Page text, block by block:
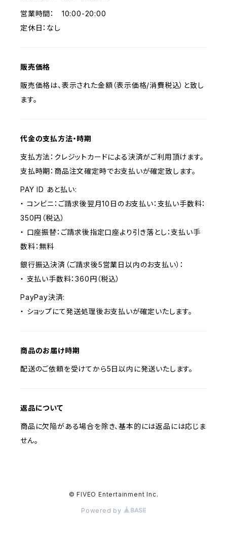
営業時間： 10:00-20:00
定休日：なし
販売価格
販売価格は、表示された金額（表示価格/消費税込）と致し
ます。
代金の支払方法・時期
支払方法：クレジットカードによる決済がご利用頂けます。
支払時期：商品注文確定時でお支払いが確定致します。
PAY ID あと払い:
・ コンビニ：ご請求後翌月10日のお支払い：支払い手数料：
350円（税込）
・ 口座振替：ご請求後指定口座より引き落とし：支払い手
数料：無料
銀行振込決済（ご請求後5営業日以内のお支払い）：
・ 支払い手数料：360円（税込）
PayPay決済:
・ ショップにて発送処理後お支払いが確定いたします。
商品のお届け時期
配送のご依頼を受けてから5日以内に発送いたします。
返品について
商品に欠陥がある場合を除き、基本的には返品には応じま
せん。
© FIVEO Entertainment Inc.
Powered by